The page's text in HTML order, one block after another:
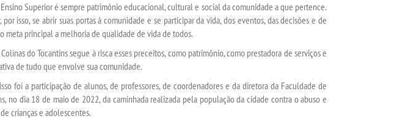
Superior é sempre patrimônio educacional, cultural e social da comunidade a que pertence.
por isso, se abrir suas portas à comunidade e se participar da vida, dos eventos, das decisões e de
meta principal a melhoria de qualidade de vida de todos.
do Tocantins segue à risca esses preceitos, como patrimônio, como prestadora de serviços e
de tudo que envolve sua comunidade.
foi a participação de alunos, de professores, de coordenadores e da diretora da Faculdade de
no dia 18 de maio de 2022, da caminhada realizada pela população da cidade contra o abuso e
crianças e adolescentes.